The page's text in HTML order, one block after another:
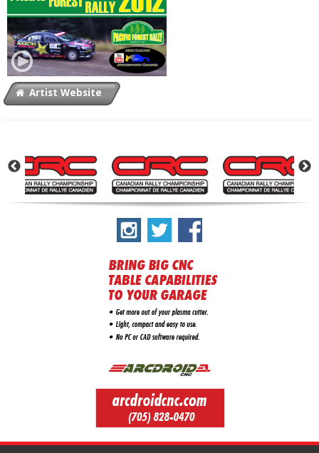
Artist Website